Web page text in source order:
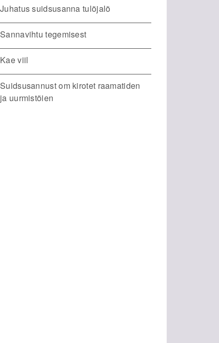
Juhatus suidsusanna tulõjalõ
Sannavihtu tegemisest
Kae viil
Suidsusannust om kirotet raamatiden
ja uurmistöien